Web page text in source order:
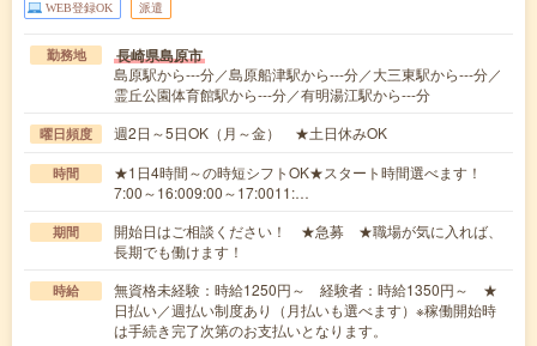
WEB登録OK 派遣
勤務地 長崎県島原市
島原駅から---分／島原船津駅から---分／大三東駅から---分／
霊丘公園体育館駅から---分／有明湯江駅から---分
曜日頻度 週2日～5日OK（月～金） ★土日休みOK
時間
★1日4時間～の時短シフトOK★スタート時間選べます！
7:00～16:009:00～17:0011:…
期間
開始日はご相談ください！ ★急募 ★職場が気に入れば、
長期でも働けます！
時給
無資格未経験：時給1250円～ 経験者：時給1350円～ ★
日払い／週払い制度あり（月払いも選べます）※稼働開始時
は手続き完了次第のお支払いとなります。